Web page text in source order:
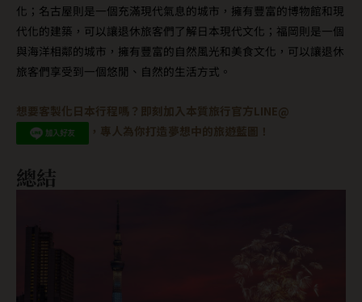
化；名古屋則是一個充滿現代氣息的城市，擁有豐富的博物館和現
代化的建築，可以讓退休旅客們了解日本現代文化；福岡則是一個
與海洋相鄰的城市，擁有豐富的自然風光和美食文化，可以讓退休
旅客們享受到一個悠閒、自然的生活方式。
想要客製化日本行程嗎？即刻加入本質旅行官方LINE@
，專人為你打造夢想中的旅遊藍圖！
總結